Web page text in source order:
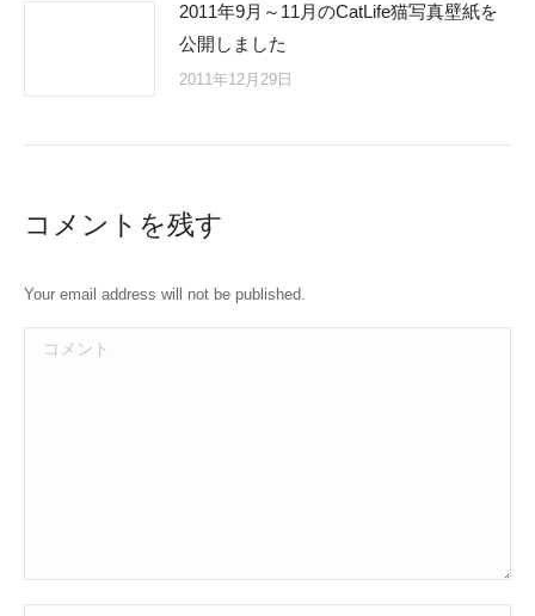
2011年9月～11月のCatLife猫写真壁紙を
公開しました
2011年12月29日
コメントを残す
Your email address will not be published.
コメント